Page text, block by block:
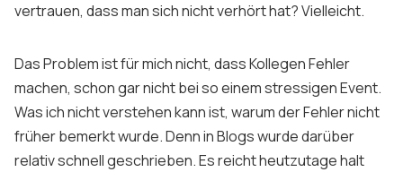
vertrauen, dass man sich nicht verhört hat? Vielleicht.
Das Problem ist für mich nicht, dass Kollegen Fehler
machen, schon gar nicht bei so einem stressigen Event.
Was ich nicht verstehen kann ist, warum der Fehler nicht
früher bemerkt wurde. Denn in Blogs wurde darüber
relativ schnell geschrieben. Es reicht heutzutage halt